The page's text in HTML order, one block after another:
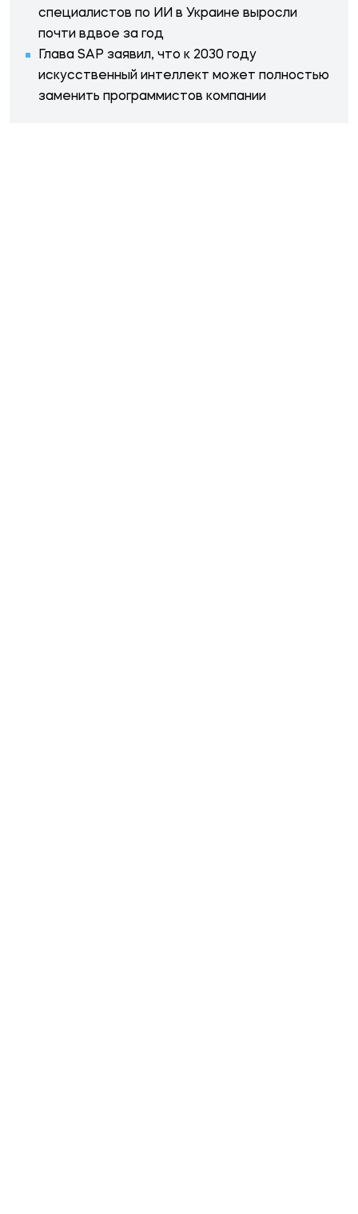
специалистов по ИИ в Украине выросли
почти вдвое за год
Глава SAP заявил, что к 2030 году
искусственный интеллект может полностью
заменить программистов компании